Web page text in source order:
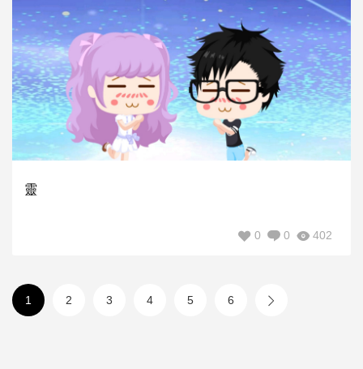
靈
402
0
0
1 2 3 4 5 6